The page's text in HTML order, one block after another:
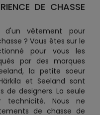
DE CHASSE
vêtement pour
? Vous êtes sur le
pour vous les
par des marques
la petite soeur
et Seeland sont
de designers. La seule
technicité. Nous ne
de chasse de